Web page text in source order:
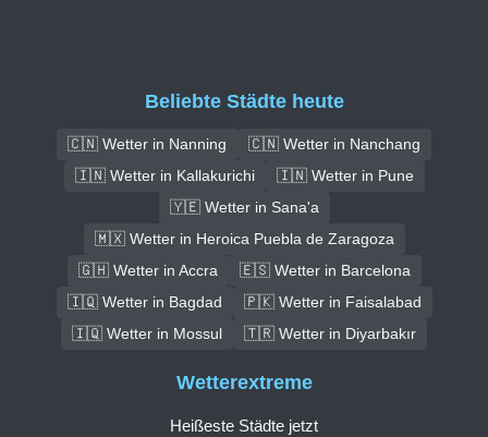
Beliebte Städte heute
🇨🇳 Wetter in Nanning
🇨🇳 Wetter in Nanchang
🇮🇳 Wetter in Kallakurichi
🇮🇳 Wetter in Pune
🇾🇪 Wetter in Sana'a
🇲🇽 Wetter in Heroica Puebla de Zaragoza
🇬🇭 Wetter in Accra
🇪🇸 Wetter in Barcelona
🇮🇶 Wetter in Bagdad
🇵🇰 Wetter in Faisalabad
🇮🇶 Wetter in Mossul
🇹🇷 Wetter in Diyarbakır
Wetterextreme
Heißeste Städte jetzt